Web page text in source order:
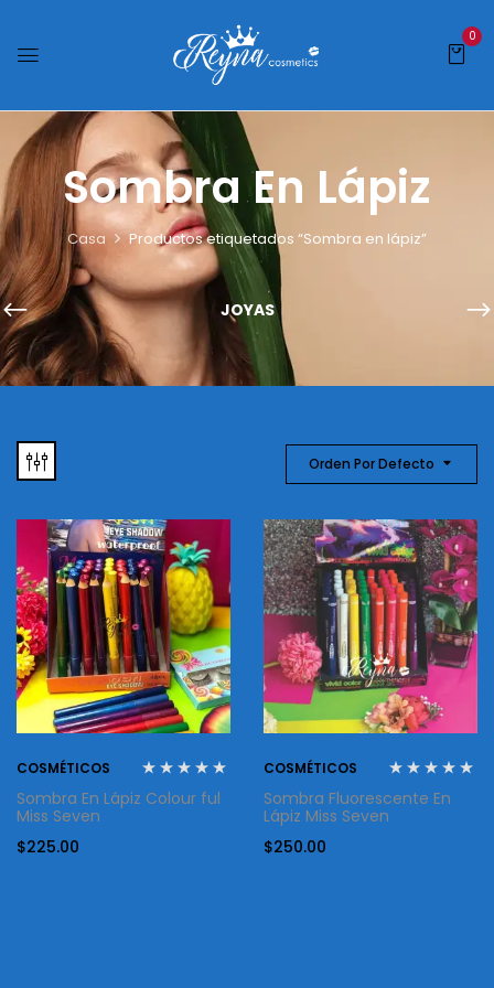
0
Sombra En Lápiz
Casa Productos etiquetados “Sombra en lápiz”
JOYAS
Orden Por Defecto
COSMÉTICOS
Sombra En Lápiz Colour ful
Miss Seven
$225.00
COSMÉTICOS
Sombra Fluorescente En
Lápiz Miss Seven
$250.00